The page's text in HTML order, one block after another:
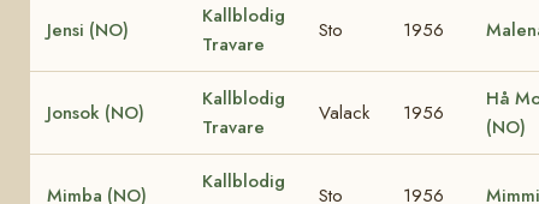
Jensi (NO)
Kallblodig
Travare
Sto 1956
Jonsok (NO)
Kallblodig
Travare
Valack 1956
Hå
(NO)
Mimba (NO)
Kallblodig
Sto 1956